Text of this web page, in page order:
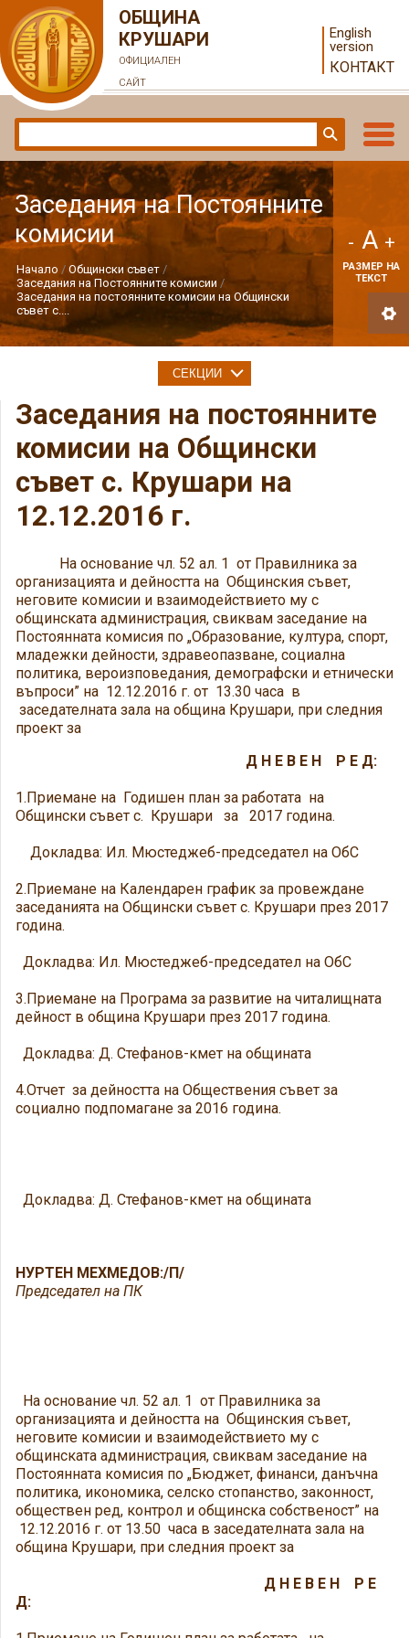
ОБЩИНА
КРУШАРИ
ОФИЦИАЛЕН
САЙТ
English
version
КОНТАКТ
Заседания на Постоянните
комисии
Начало
Общински съвет
Заседания на Постоянните комисии
Заседания на постоянните комисии на Общински
съвет с....
- A +
РАЗМЕР НА
ТЕКСТ
Заседания на постоянните
комисии на Общински
съвет с. Крушари на
12.12.2016 г.
На основание чл. 52 ал. 1 от Правилника за
организацията и дейността на Общинския съвет,
неговите комисии и взаимодействието му с
общинската администрация, свиквам заседание на
Постоянната комисия по „Образование, култура, спорт,
младежки дейности, здравеопазване, социална
политика, вероизповедания, демографски и етнически
въпроси” на 12.12.2016 г. от 13.30 часа в
заседателната зала на община Крушари, при следния
проект за
Д Н Е В Е Н Р Е Д:
1.Приемане на Годишен план за работата на
Общински съвет с. Крушари за 2017 година.
Докладва: Ил. Мюстеджеб-председател на ОбС
2.Приемане на Календарен график за провеждане
заседанията на Общински съвет с. Крушари през 2017
година.
Докладва: Ил. Мюстеджеб-председател на ОбС
3.Приемане на Програма за развитие на читалищната
дейност в община Крушари през 2017 година.
Докладва: Д. Стефанов-кмет на общината
4.Отчет за дейността на Обществения съвет за
социално подпомагане за 2016 година.
Докладва: Д. Стефанов-кмет на общината
НУРТЕН МЕХМЕДОВ:/П/
Председател на ПК
На основание чл. 52 ал. 1 от Правилника за
организацията и дейността на Общинския съвет,
неговите комисии и взаимодействието му с
общинската администрация, свиквам заседание на
Постоянната комисия по „Бюджет, финанси, данъчна
политика, икономика, селско стопанство, законност,
обществен ред, контрол и общинска собственост” на
12.12.2016 г. от 13.50 часа в заседателната зала на
община Крушари, при следния проект за
Д Н Е В Е Н Р Е
Д:
СЕКЦИИ